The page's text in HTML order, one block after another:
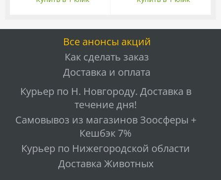
Все анонсы акций
Как сделать заказ
Доставка и оплата
Курьер по Н. Новгороду. Доставка в
течение дня!
Самовывоз из магазинов Зоосферы +
Кешбэк 7%
Курьер по Нижегородской области
Доставка Животных